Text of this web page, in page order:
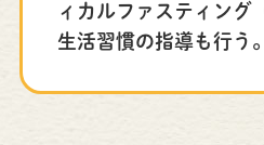
ィカルファスティング
生活習慣の指導も行う。